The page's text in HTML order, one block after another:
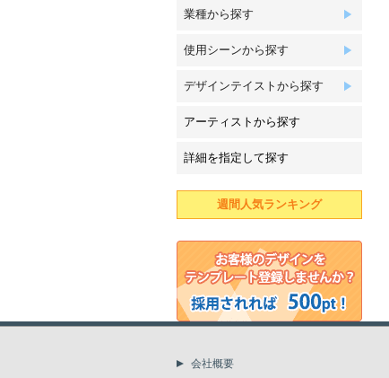
業種から探す
使用シーンから探す
デザインテイストから探す
アーティストから探す
詳細を指定して探す
週間人気ランキング
会社概要